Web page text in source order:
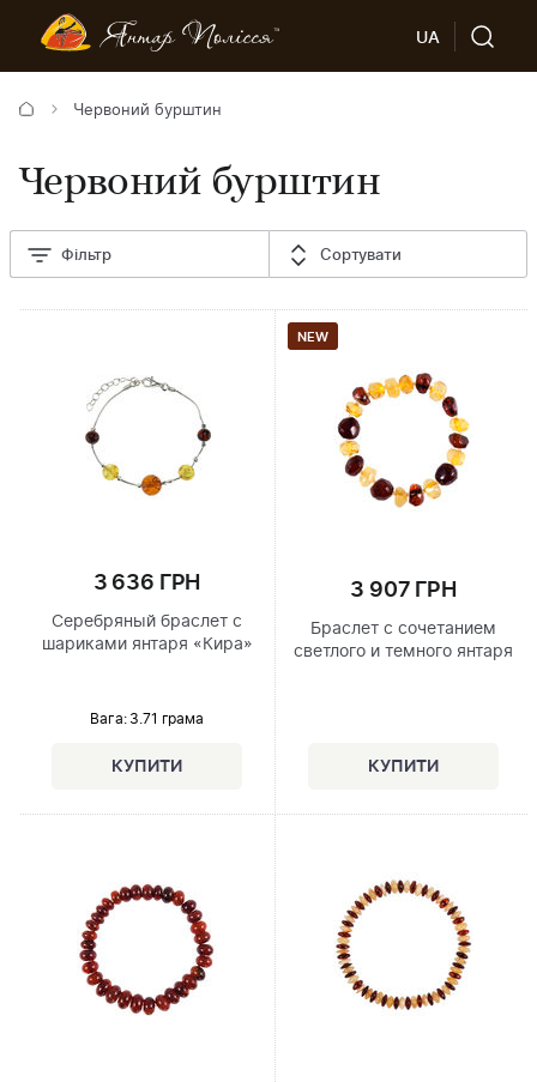
UA
Червоний бурштин
Червоний бурштин
Фільтр Сортувати
3 636 ГРН
Серебряный браслет с
шариками янтаря «Кира»
Вага: 3.71 грама
NEW
3 907 ГРН
Браслет с сочетанием
светлого и темного янтаря